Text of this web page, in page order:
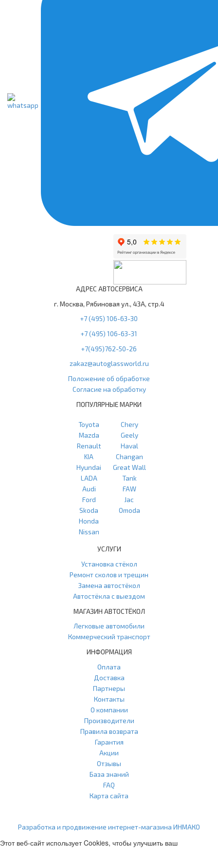
АДРЕС АВТОСЕРВИСА
г. Москва, Рябиновая ул., 43А, стр.4
+7 (495) 106-63-30
+7 (495) 106-63-31
+7(495)762-50-26
zakaz@autoglassworld.ru
Положение об обработке
Согласие на обработку
ПОПУЛЯРНЫЕ МАРКИ
Toyota
Mazda
Renault
KIA
Hyundai
LADA
Audi
Ford
Skoda
Honda
Nissan
Chery
Geely
Haval
Changan
Great Wall
Tank
FAW
Jac
Omoda
УСЛУГИ
Установка стёкол
Ремонт сколов и трещин
Замена автостёкол
Автостёкла с выездом
МАГАЗИН АВТОСТЁКОЛ
Легковые автомобили
Коммерческий транспорт
ИНФОРМАЦИЯ
Оплата
Доставка
Партнеры
Контакты
О компании
Производители
Правила возврата
Гарантия
Акции
Отзывы
База знаний
FAQ
Карта сайта
Разработка и продвижение интернет-магазина ИНМАКО
Этот веб-сайт использует Cookies, чтобы улучшить ваш